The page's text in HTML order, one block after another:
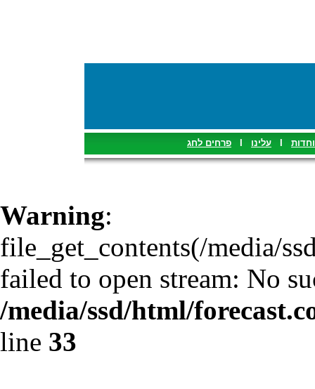
עלינו פרחים לחג
Warning:
file_get_contents(/media/
failed to open stream: No
/media/ssd/html/
line 33